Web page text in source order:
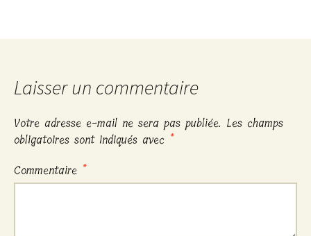
Laisser un commentaire
Votre adresse e-mail ne sera pas publiée. Les champs
obligatoires sont indiqués avec *
Commentaire *